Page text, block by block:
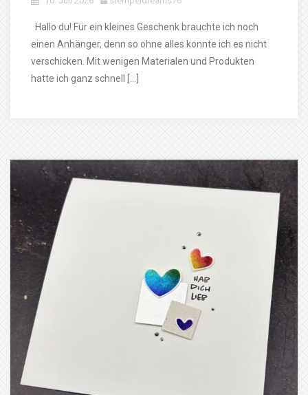
Hallo du! Für ein kleines Geschenk brauchte ich noch
einen Anhänger, denn so ohne alles konnte ich es nicht
verschicken. Mit wenigen Materialen und Produkten
hatte ich ganz schnell […]